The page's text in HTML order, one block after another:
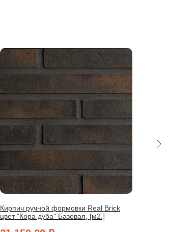
Кирпич ручной формовки Real Brick
цвет "Кора дуба" Базовая, [м2.]